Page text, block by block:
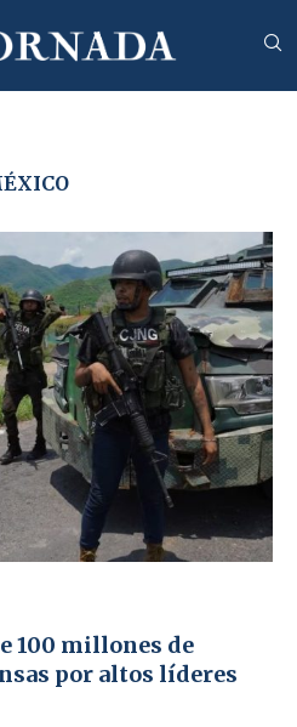
100 millones de
por altos líderes